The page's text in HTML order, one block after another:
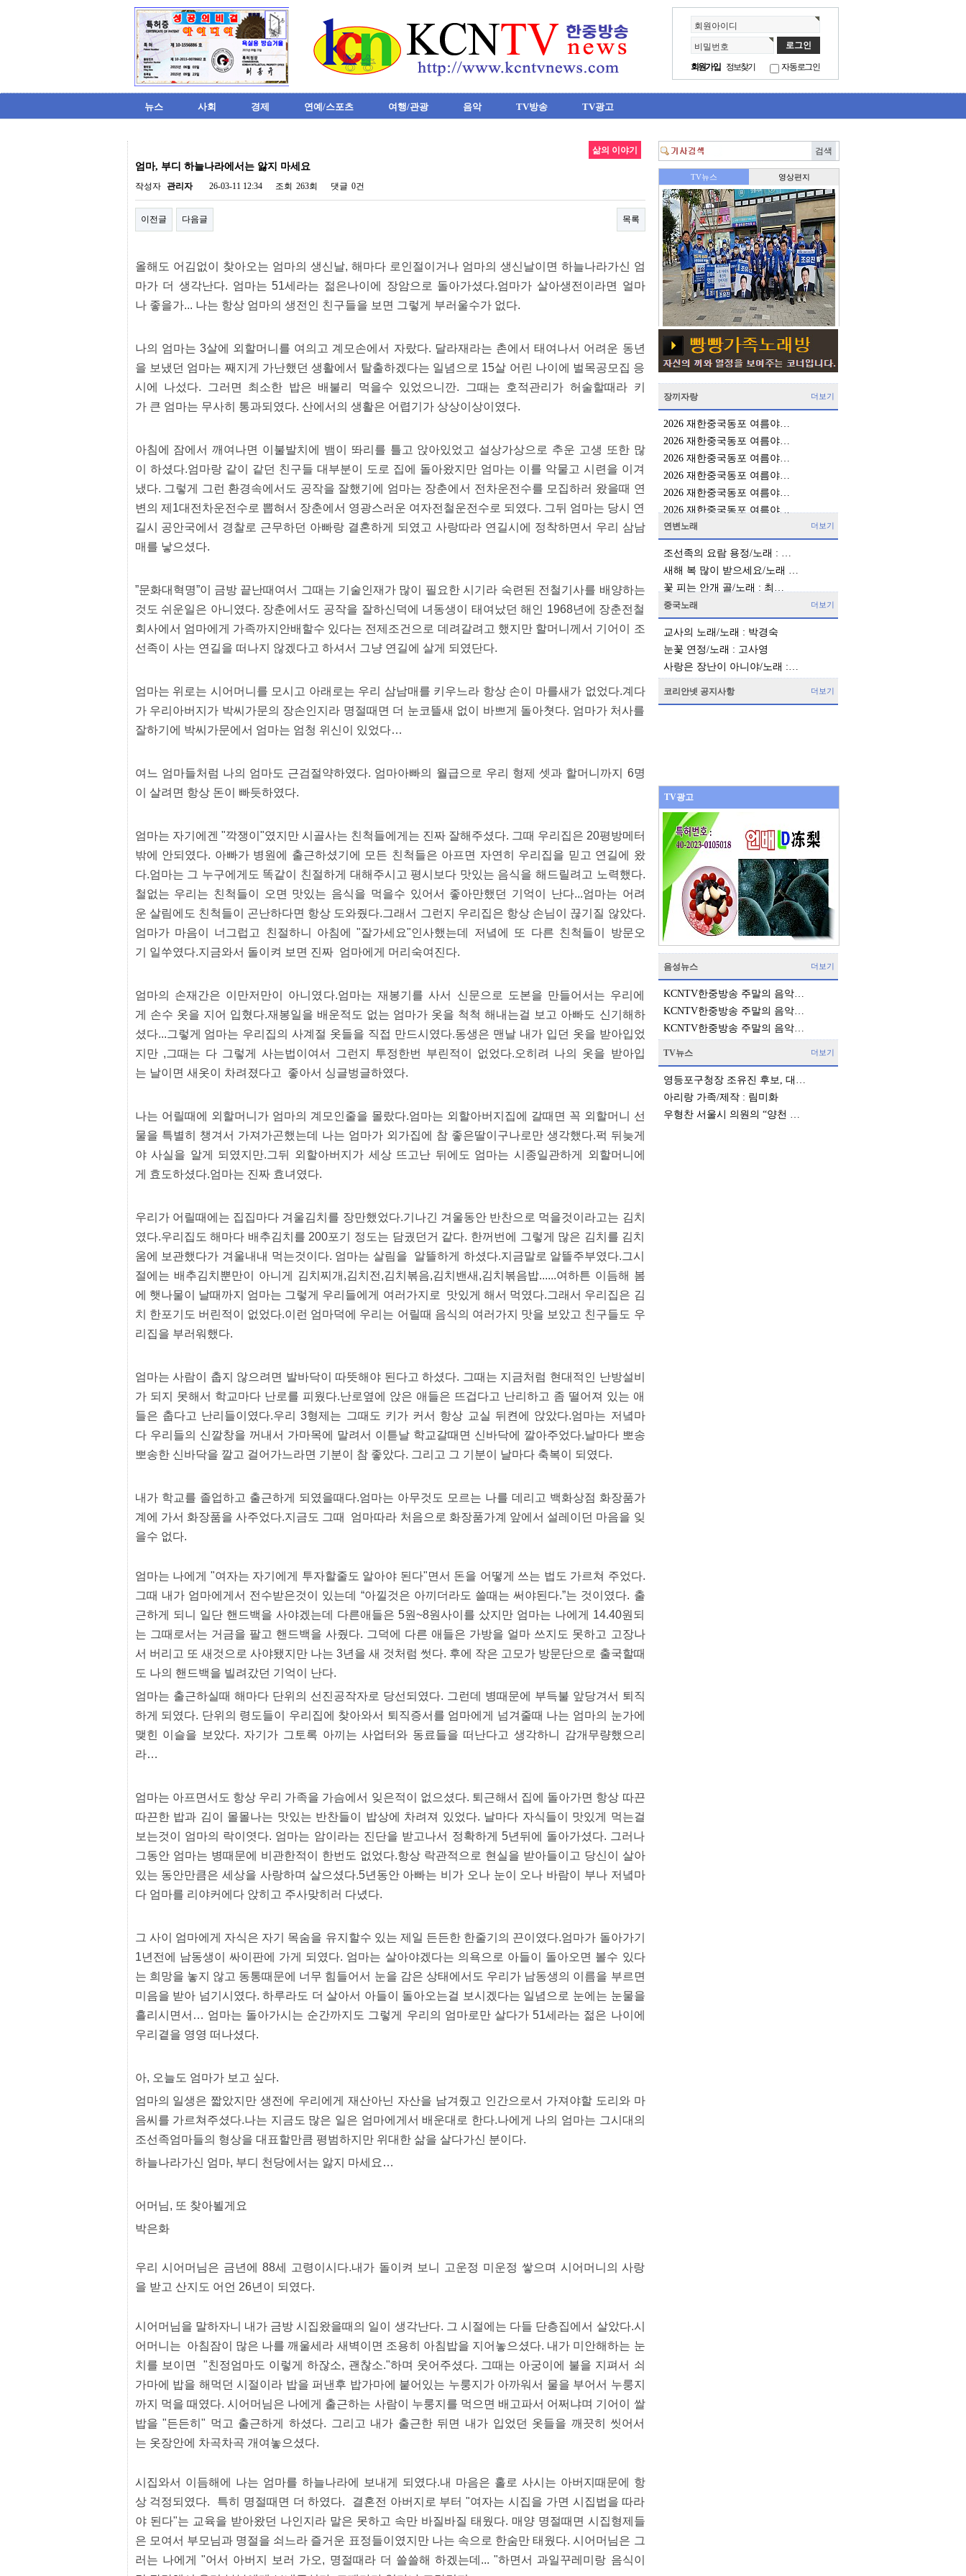
회원아이디
비밀번호
회원가입
정보찾기 자동로그인
뉴스 사회 경제 연예/스포츠 여행/관광 음악 TV방송 TV광고
탑-
시
리
스
구
프
진
후
기
진
약
국
심
중
토
렌
사
트
순
비
웹
끼
실
시
간
채
팅
24
간
밍
넷
통
영
만
찾
기
장
안
마
비
터
주
소
돔
클
DOMCLUB
아
건
강
리
아
비
아
365
비
아
센
터
강
직
올
법
크
114
24
시
대
출
18
모
아
탑-
프
릴
리
지
구
입
영
아
돔
클
럽
DOMCLUB.top
노
휴
사
트
북
토
끼
출
장
란
출
장
마
지
성
료
남
어
미
국
하
혈
머
판
삶의 이야기
엄마, 부디 하늘나라에서는 앓지 마세요
작성자 관리자 26-03-11 12:34 조회 263회 댓글 0건
이전글 다음글 목록
올해도 어김없이 찾아오는 엄마의 생신날, 해마다 로인절이거나 엄마의 생신날이면 하늘나라가신 엄
마가 더 생각난다. 엄마는 51세라는 젊은나이에 장암으로 돌아가셨다.엄마가 살아생전이라면 얼마
나 좋을가... 나는 항상 엄마의 생전인 친구들을 보면 그렇게 부러울수가 없다.
나의 엄마는 3살에 외할머니를 여의고 계모손에서 자랐다. 달라재라는 촌에서 태여나서 어려운 동년
을 보냈던 엄마는 째지게 가난했던 생활에서 탈출하겠다는 일념으로 15살 어린 나이에 벌목공모집 응
시에 나섰다. 그러면 최소한 밥은 배불리 먹을수 있었으니깐. 그때는 호적관리가 허술할때라 키
가 큰 엄마는 무사히 통과되였다. 산에서의 생활은 어렵기가 상상이상이였다.
아침에 잠에서 깨여나면 이불발치에 뱀이 똬리를 틀고 앉아있었고 설상가상으로 추운 고생 또한 많
이 하셨다.엄마랑 같이 같던 친구들 대부분이 도로 집에 돌아왔지만 엄마는 이를 악물고 시련을 이겨
냈다. 그렇게 그런 환경속에서도 공작을 잘했기에 엄마는 장춘에서 전차운전수를 모집하러 왔을때 연
변의 제1대전차운전수로 뽑혀서 장춘에서 영광스러운 여자전철운전수로 되였다. 그뒤 엄마는 당시 연
길시 공안국에서 경찰로 근무하던 아빠랑 결혼하게 되였고 사랑따라 연길시에 정착하면서 우리 삼남
매를 낳으셨다.
”문화대혁명”이 금방 끝난때여서 그때는 기술인재가 많이 필요한 시기라 숙련된 전철기사를 배양하는
것도 쉬운일은 아니였다. 장춘에서도 공작을 잘하신덕에 녀동생이 태여났던 해인 1968년에 장춘전철
회사에서 엄마에게 가족까지안배할수 있다는 전제조건으로 데려갈려고 했지만 할머니께서 기어이 조
선족이 사는 연길을 떠나지 않겠다고 하셔서 그냥 연길에 살게 되였단다.
엄마는 위로는 시어머니를 모시고 아래로는 우리 삼남매를 키우느라 항상 손이 마를새가 없었다.계다
가 우리아버지가 박씨가문의 장손인지라 명절때면 더 눈코뜰새 없이 바쁘게 돌아쳣다. 엄마가 처사를
잘하기에 박씨가문에서 엄마는 엄청 위신이 있었다…
여느 엄마들처럼 나의 엄마도 근검절약하였다. 엄마아빠의 월급으로 우리 형제 셋과 할머니까지 6명
이 살려면 항상 돈이 빠듯하였다.
엄마는 자기에겐 "깍쟁이"였지만 시골사는 친척들에게는 진짜 잘해주셨다. 그때 우리집은 20평방메터
밖에 안되였다. 아빠가 병원에 출근하셨기에 모든 친척들은 아프면 자연히 우리집을 믿고 연길에 왔
다.엄마는 그 누구에게도 똑같이 친절하게 대해주시고 평시보다 맛있는 음식을 해드릴려고 노력했다.
철없는 우리는 친척들이 오면 맛있는 음식을 먹을수 있어서 좋아만했던 기억이 난다...엄마는 어려
운 살림에도 친척들이 곤난하다면 항상 도와줬다.그래서 그런지 우리집은 항상 손님이 끊기질 않았다.
엄마가 마음이 너그럽고 친절하니 아침에 "잘가세요"인사했는데 저녘에 또 다른 친척들이 방문오
기 일쑤였다.지금와서 돌이켜 보면 진짜 엄마에게 머리숙여진다.
엄마의 손재간은 이만저만이 아니였다.엄마는 재봉기를 사서 신문으로 도본을 만들어서는 우리에
게 손수 옷을 지어 입혔다.재봉일을 배운적도 없는 엄마가 옷을 척척 해내는걸 보고 아빠도 신기해하
셨다...그렇게 엄마는 우리집의 사계절 옷들을 직접 만드시였다.동생은 맨날 내가 입던 옷을 받아입었
지만 ,그때는 다 그렇게 사는법이여서 그런지 투정한번 부린적이 없었다.오히려 나의 옷을 받아입
는 날이면 새옷이 차려졌다고 좋아서 싱글벙글하였다.
나는 어릴때에 외할머니가 엄마의 계모인줄을 몰랐다.엄마는 외할아버지집에 갈때면 꼭 외할머니 선
물을 특별히 챙겨서 가져가곤했는데 나는 엄마가 외가집에 참 좋은딸이구나로만 생각했다.퍽 뒤늦게
야 사실을 알게 되였지만.그뒤 외할아버지가 세상 뜨고난 뒤에도 엄마는 시종일관하게 외할머니에
게 효도하셨다.엄마는 진짜 효녀였다.
우리가 어릴때에는 집집마다 겨울김치를 장만했었다.기나긴 겨울동안 반찬으로 먹을것이라고는 김치
였다.우리집도 해마다 배추김치를 200포기 정도는 담궜던거 같다. 한꺼번에 그렇게 많은 김치를 김치
움에 보관했다가 겨울내내 먹는것이다. 엄마는 살림을 알뜰하게 하셨다.지금말로 알뜰주부였다.그시
절에는 배추김치뿐만이 아니게 김치찌개,김치전,김치볶음,김치밴새,김치볶음밥......여하튼 이듬해 봄
에 햇나물이 날때까지 엄마는 그렇게 우리들에게 여러가지로 맛있게 해서 먹였다.그래서 우리집은 김
치 한포기도 버린적이 없었다.이런 엄마덕에 우리는 어릴때 음식의 여러가지 맛을 보았고 친구들도 우
리집을 부러워했다.
엄마는 사람이 춥지 않으려면 발바닥이 따뜻해야 된다고 하셨다. 그때는 지금처럼 현대적인 난방설비
가 되지 못해서 학교마다 난로를 피웠다.난로옆에 앉은 애들은 뜨겁다고 난리하고 좀 떨어져 있는 애
들은 춥다고 난리들이였다.우리 3형제는 그때도 키가 커서 항상 교실 뒤켠에 앉았다.엄마는 저녘마
다 우리들의 신깔창을 꺼내서 가마목에 말려서 이튿날 학교갈때면 신바닥에 깔아주었다.날마다 뽀송
뽀송한 신바닥을 깔고 걸어가느라면 기분이 참 좋았다. 그리고 그 기분이 날마다 축복이 되였다.
내가 학교를 졸업하고 출근하게 되였을때다.엄마는 아무것도 모르는 나를 데리고 백화상점 화장품가
계에 가서 화장품을 사주었다.지금도 그때 엄마따라 처음으로 화장품가계 앞에서 설레이던 마음을 잊
을수 없다.
엄마는 나에게 "여자는 자기에게 투자할줄도 알아야 된다"면서 돈을 어떻게 쓰는 법도 가르쳐 주었다.
그때 내가 엄마에게서 전수받은것이 있는데 “아낄것은 아끼더라도 쓸때는 써야된다.”는 것이였다. 출
근하게 되니 일단 핸드백을 사야겠는데 다른애들은 5원~8원사이를 샀지만 엄마는 나에게 14.40원되
는 그때로서는 거금을 팔고 핸드백을 사줬다. 그덕에 다른 애들은 가방을 얼마 쓰지도 못하고 고장나
서 버리고 또 새것으로 사야됐지만 나는 3년을 새 것처럼 썻다. 후에 작은 고모가 방문단으로 출국할때
도 나의 핸드백을 빌려갔던 기억이 난다.
엄마는 출근하실때 해마다 단위의 선진공작자로 당선되였다. 그런데 병때문에 부득불 앞당겨서 퇴직
하게 되였다. 단위의 령도들이 우리집에 찾아와서 퇴직증서를 엄마에게 넘겨줄때 나는 엄마의 눈가에
맺힌 이슬을 보았다. 자기가 그토록 아끼는 사업터와 동료들을 떠난다고 생각하니 감개무량했으리
라…
엄마는 아프면서도 항상 우리 가족을 가슴에서 잊은적이 없으셨다. 퇴근해서 집에 돌아가면 항상 따끈
따끈한 밥과 김이 몰몰나는 맛있는 반찬들이 밥상에 차려져 있었다. 날마다 자식들이 맛있게 먹는걸
보는것이 엄마의 락이엿다. 엄마는 암이라는 진단을 받고나서 정확하게 5년뒤에 돌아가셨다. 그러나
그동안 엄마는 병때문에 비관한적이 한번도 없었다.항상 락관적으로 현실을 받아들이고 당신이 살아
있는 동안만큼은 세상을 사랑하며 살으셨다.5년동안 아빠는 비가 오나 눈이 오나 바람이 부나 저녘마
다 엄마를 리야커에다 앉히고 주사맞히러 다녔다.
그 사이 엄마에게 자식은 자기 목숨을 유지할수 있는 제일 든든한 한줄기의 끈이였다.엄마가 돌아가기
1년전에 남동생이 싸이판에 가게 되였다. 엄마는 살아야겠다는 의욕으로 아들이 돌아오면 볼수 있다
는 희망을 놓지 않고 동통때문에 너무 힘들어서 눈을 감은 상태에서도 우리가 남동생의 이름을 부르면
미음을 받아 넘기시였다. 하루라도 더 살아서 아들이 돌아오는걸 보시겠다는 일념으로 눈에는 눈물을
흘리시면서… 엄마는 돌아가시는 순간까지도 그렇게 우리의 엄마로만 살다가 51세라는 젊은 나이에
우리곁을 영영 떠나셨다.
아, 오늘도 엄마가 보고 싶다.
엄마의 일생은 짧았지만 생전에 우리에게 재산아닌 자산을 남겨줬고 인간으로서 가져야할 도리와 마
음씨를 가르쳐주셨다.나는 지금도 많은 일은 엄마에게서 배운대로 한다.나에게 나의 엄마는 그시대의
조선족엄마들의 형상을 대표할만큼 평범하지만 위대한 삶을 살다가신 분이다.
하늘나라가신 엄마, 부디 천당에서는 앓지 마세요…
어머님, 또 찾아뵐게요
박은화
우리 시어머님은 금년에 88세 고령이시다.내가 돌이켜 보니 고운정 미운정 쌓으며 시어머니의 사랑
을 받고 산지도 어언 26년이 되였다.
시어머님을 말하자니 내가 금방 시집왔을때의 일이 생각난다. 그 시절에는 다들 단층집에서 살았다.시
어머니는 아침잠이 많은 나를 깨울세라 새벽이면 조용히 아침밥을 지어놓으셨다. 내가 미안해하는 눈
치를 보이면 "친정엄마도 이렇게 하잖소, 괜찮소."하며 웃어주셨다. 그때는 아궁이에 불을 지펴서 쇠
가마에 밥을 해먹던 시절이라 밥을 퍼낸후 밥가마에 붙어있는 누룽지가 아까워서 물을 부어서 누룽지
까지 먹을 때였다. 시어머님은 나에게 출근하는 사람이 누룽지를 먹으면 배고파서 어쩌냐며 기어이 쌀
밥을 "든든히" 먹고 출근하게 하셨다. 그리고 내가 출근한 뒤면 내가 입었던 옷들을 깨끗히 씻어서
는 옷장안에 차곡차곡 개여놓으셨다.
시집와서 이듬해에 나는 엄마를 하늘나라에 보내게 되였다.내 마음은 홀로 사시는 아버지때문에 항
상 걱정되였다. 특히 명절때면 더 하였다. 결혼전 아버지로 부터 "여자는 시집을 가면 시집법을 따라
야 된다"는 교육을 받아왔던 나인지라 말은 못하고 속만 바질바질 태웠다. 매양 명절때면 시집형제들
은 모여서 부모님과 명절을 쇠느라 즐거운 표정들이였지만 나는 속으로 한숨만 태웠다. 시어머님은 그
러는 나에게 "어서 아버지 보러 가오, 명절때라 더 쓸쓸해 하겠는데... "하면서 과일꾸레미랑 음식이
장끼자랑
2026 재한중국동포 여름야…
2026 재한중국동포 여름야…
2026 재한중국동포 여름야…
2026 재한중국동포 여름야…
2026 재한중국동포 여름야…
2026 재한중국동포 여름야…
더보기
연변노래
조선족의 요람 용정/노래 : …
새해 복 많이 받으세요/노래 …
꽃 피는 안개 골/노래 : 최…
더보기
중국노래
교사의 노래/노래 : 박경숙
눈꽃 연정/노래 : 고사영
사랑은 장난이 아니야/노래 :…
더보기
코리안넷 공지사항 더보기
TV광고
음성뉴스
KCNTV한중방송 주말의 음악…
KCNTV한중방송 주말의 음악…
KCNTV한중방송 주말의 음악…
더보기
TV뉴스
영등포구청장 조유진 후보, 대…
아리랑 가족/제작 : 림미화
우형찬 서울시 의원의 “양천 …
더보기